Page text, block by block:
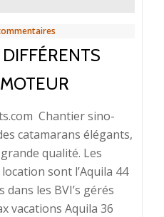
Chantier sino-
catamarans élégants,
qualité. Les
sont l’Aquila 44
dans les BVI’s gérés
vacations Aquila 36